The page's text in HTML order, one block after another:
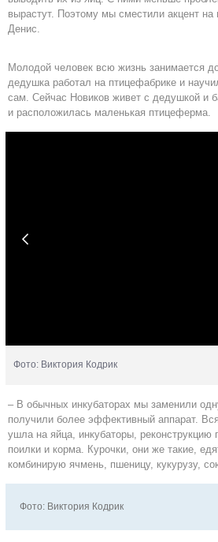
вырастут. Поэтому мы сместили акцент на
Денис.
Молодой человек всю жизнь занимается
дедушка работал на птицефабрике и
сам. Сейчас Новиков живет с дедушкой и
и расположилась маленькая птицеферма.

Фото: Виктория Кодрик
– В обычных инкубаторах мы заменили
получили более эффективный аппарат.
ушла на яйца, инкубаторы, реконструкцию
поилки и корма. Курочки, они же такие,
комбинирую ячмень, пшеницу, кукурузу,
Фото: Виктория Кодрик